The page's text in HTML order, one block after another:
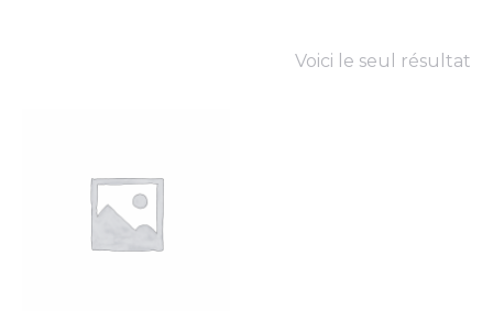
Voici le seul résultat